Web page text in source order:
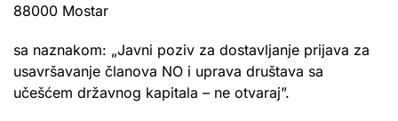
88000 Mostar
sa naznakom: „Javni poziv za dostavljanje prijava za
usavršavanje članova NO i uprava društava sa
učešćem državnog kapitala – ne otvaraj”.